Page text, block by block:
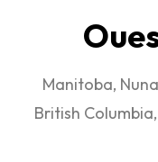
Manitoba,
British